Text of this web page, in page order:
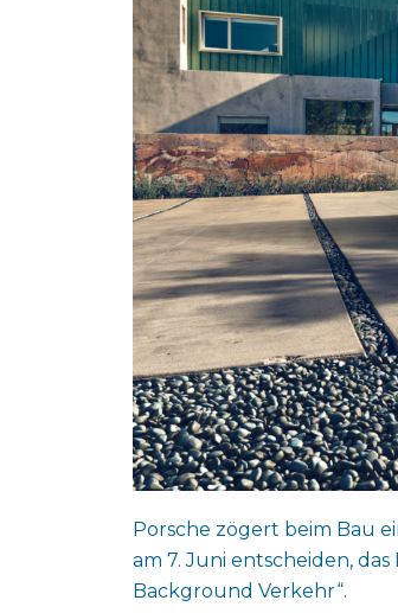
Porsche zögert beim Bau
am 7. Juni entscheiden,
Background Verkehr“.